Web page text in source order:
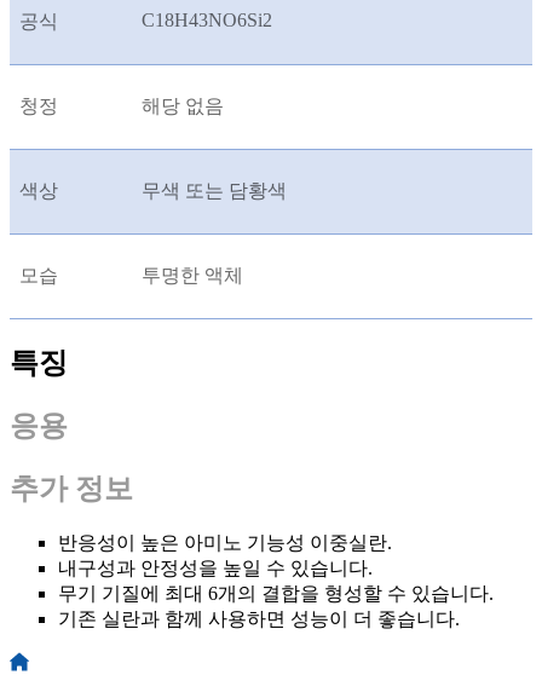
공식 C18H43NO6Si2
청정 해당 없음
색상 무색 또는 담황색
모습 투명한 액체
특징
응용
추가 정보
반응성이 높은 아미노 기능성 이중실란.
내구성과 안정성을 높일 수 있습니다.
무기 기질에 최대 6개의 결합을 형성할 수 있습니다.
기존 실란과 함께 사용하면 성능이 더 좋습니다.